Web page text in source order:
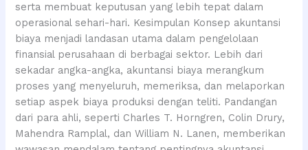
serta membuat keputusan yang lebih tepat dalam
operasional sehari-hari. Kesimpulan Konsep akuntansi
biaya menjadi landasan utama dalam pengelolaan
finansial perusahaan di berbagai sektor. Lebih dari
sekadar angka-angka, akuntansi biaya merangkum
proses yang menyeluruh, memeriksa, dan melaporkan
setiap aspek biaya produksi dengan teliti. Pandangan
dari para ahli, seperti Charles T. Horngren, Colin Drury,
Mahendra Ramplal, dan William N. Lanen, memberikan